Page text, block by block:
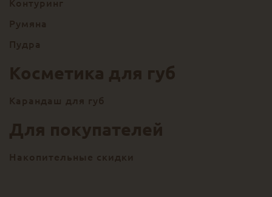
Контуринг
Румяна
Пудра
Косметика для губ
Карандаш для губ
Для покупателей
Накопительные скидки